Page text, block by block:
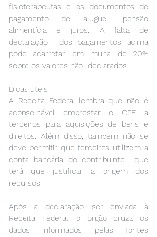
fisioterapeutas e os documentos de
pagamento de aluguel, pensão
alimentícia e juros. A falta de
declaração  dos pagamentos acima
pode acarretar em multa de 20%
sobre os valores não  declarados.
Dicas úteis
A Receita Federal lembra que não é
aconselhável emprestar o CPF a
terceiros para aquisições de bens e
direitos. Além disso, também não se
deve permitir que terceiros utilizem a
conta bancária do contribuinte  que
terá que justificar a origem dos
recursos.
Após a declaração ser enviada à
Receita Federal, o órgão cruza os
dados informados pelas fontes